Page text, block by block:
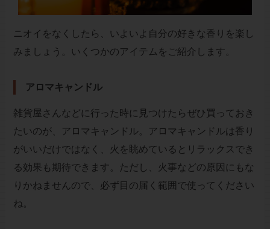
ニオイをなくしたら、いよいよ自分の好きな香りを楽し
みましょう。いくつかのアイテムをご紹介します。
アロマキャンドル
雑貨屋さんなどに行った時に見つけたらぜひ買っておき
たいのが、アロマキャンドル。アロマキャンドルは香り
がいいだけではなく、火を眺めているとリラックスでき
る効果も期待できます。ただし、火事などの原因にもな
りかねませんので、必ず目の届く範囲で使ってください
ね。